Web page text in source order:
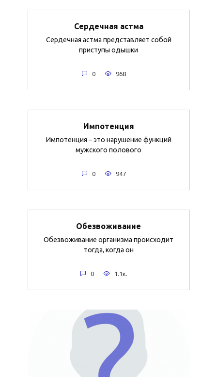
Сердечная астма
Сердечная астма представляет собой
приступы одышки
0 968
Импотенция
Импотенция – это нарушение функций
мужского полового
0 947
Обезвоживание
Обезвоживание организма происходит
тогда, когда он
0 1.1к.